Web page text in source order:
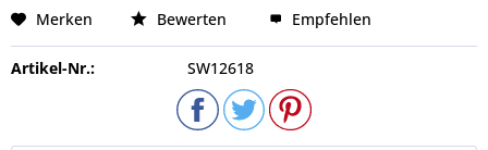
Merken Bewerten Empfehlen
Artikel-Nr.: SW12618